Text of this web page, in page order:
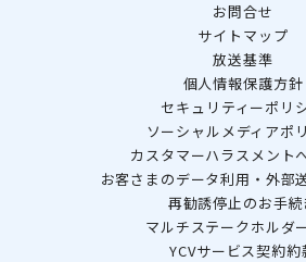
お問合せ
サイトマップ
放送基準
個人情報保護方針
セキュリティーポリ
ソーシャルメディアポ
カスタマーハラスメント
お客さまのデータ利用・外部
再勧誘停止のお手続
マルチステークホルダ
YCVサービス契約約